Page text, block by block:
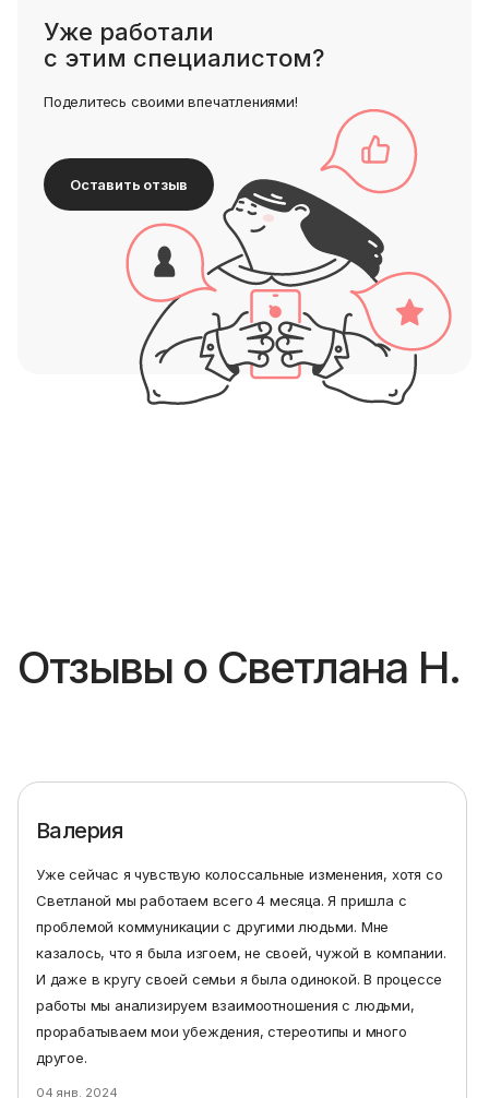
Уже работали
с этим специалистом?
Поделитесь своими впечатлениями!
Оставить отзыв
Отзывы о Светлана Н.
Валерия
Уже сейчас я чувствую колоссальные изменения, хотя со
Светланой мы работаем всего 4 месяца. Я пришла с
проблемой коммуникации с другими людьми. Мне
казалось, что я была изгоем, не своей, чужой в компании.
И даже в кругу своей семьи я была одинокой. В процессе
работы мы анализируем взаимоотношения с людьми,
прорабатываем мои убеждения, стереотипы и много
другое.
04 янв. 2024